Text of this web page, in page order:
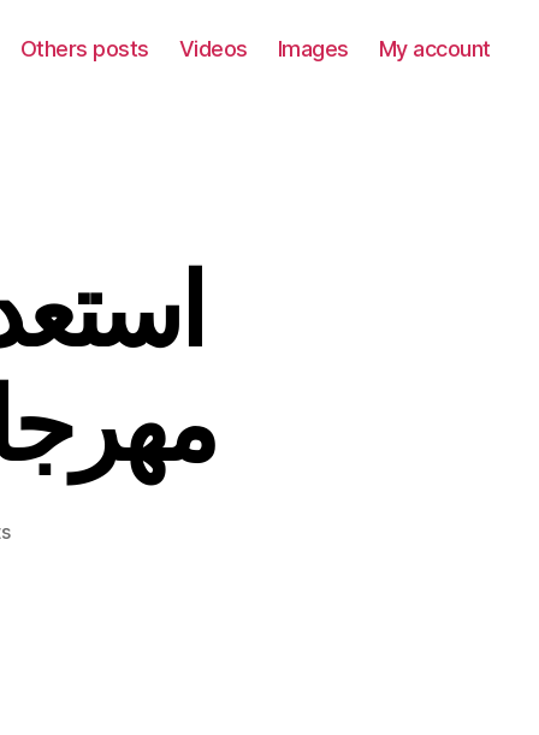
Others posts Videos Images My account
on